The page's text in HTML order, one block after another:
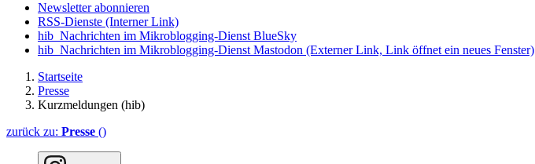
Newsletter abonnieren
RSS-Dienste (Interner Link)
hib_Nachrichten im Mikroblogging-Dienst BlueSky
hib_Nachrichten im Mikroblogging-Dienst Mastodon (Externer Link, Link öffnet ein neues Fenster)
Startseite
Presse
Kurzmeldungen (hib)
zurück zu: Presse ()